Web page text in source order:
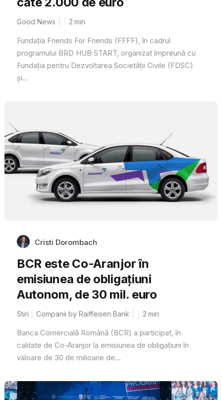
Good News 2 min
Fundația Friends For Friends (FFFF), în cadrul
programului BRD HUB START, organizat împreună cu
Fundația pentru Dezvoltarea Societății Civile (FDSC)
și...
Cristi Dorombach
BCR este Co-Aranjor în
emisiunea de obligațiuni
Autonom, de 30 mil. euro
Stiri Companii by Raiffeisen Bank 2 min
Banca Comercială Română (BCR) a participat, în
calitate de Co-Aranjor la emisiunea de obligațiuni în
valoare de 30 de milioane de...